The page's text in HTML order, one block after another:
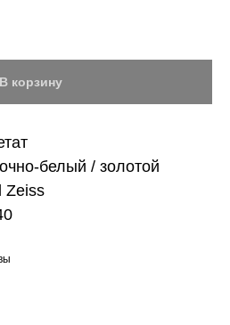
В корзину
белый / золотой
Zeiss